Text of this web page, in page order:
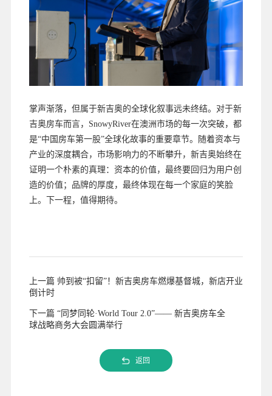
掌声渐落，但属于新吉奥的全球化叙事远未终结。对于新
吉奥房车而言，SnowyRiver在澳洲市场的每一次突破，都
是“中国房车第一股”全球化故事的重要章节。随着资本与
产业的深度耦合，市场影响力的不断攀升，新吉奥始终在
证明一个朴素的真理：资本的价值，最终要回归为用户创
造的价值；品牌的厚度，最终体现在每一个家庭的笑脸
上。下一程，值得期待。
上一篇 帅到被“扣留”！新吉奥房车燃爆基督城，新店开业
倒计时
下一篇 “同梦同轮·World Tour 2.0”—— 新吉奥房车全
球战略商务大会圆满举行
返回